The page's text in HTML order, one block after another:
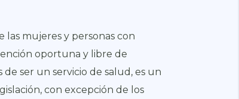
mujeres y personas con
oportuna y libre de
ser un servicio de salud, es un
con excepción de los